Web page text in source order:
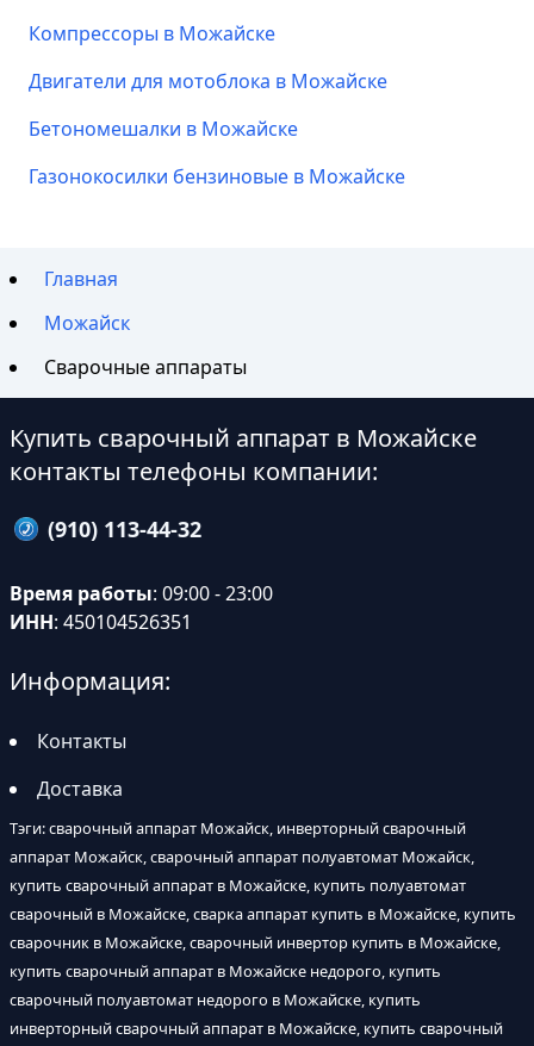
Компрессоры в Можайске
Двигатели для мотоблока в Можайске
Бетономешалки в Можайске
Газонокосилки бензиновые в Можайске
Главная
Можайск
Сварочные аппараты
Купить сварочный аппарат в Можайске
контакты телефоны компании:
(910) 113-44-32
Время работы: 09:00 - 23:00
ИНН: 450104526351
Информация:
Контакты
Доставка
Тэги: сварочный аппарат Можайск, инверторный сварочный
аппарат Можайск, сварочный аппарат полуавтомат Можайск,
купить сварочный аппарат в Можайске, купить полуавтомат
сварочный в Можайске, сварка аппарат купить в Можайске, купить
сварочник в Можайске, сварочный инвертор купить в Можайске,
купить сварочный аппарат в Можайске недорого, купить
сварочный полуавтомат недорого в Можайске, купить
инверторный сварочный аппарат в Можайске, купить сварочный